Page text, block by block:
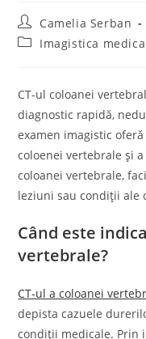
Post
author:
Camelia Serban
PostImagistica
CT-ul coloanei
diagnostic rapidă,
examen imagistic
coloenei vertebrale și
coloanei vertebrale,
leziuni sau condiții ale
Când este
vertebrale?
CT-ul a coloanei
depista cazuele
condiții medicale. Prin